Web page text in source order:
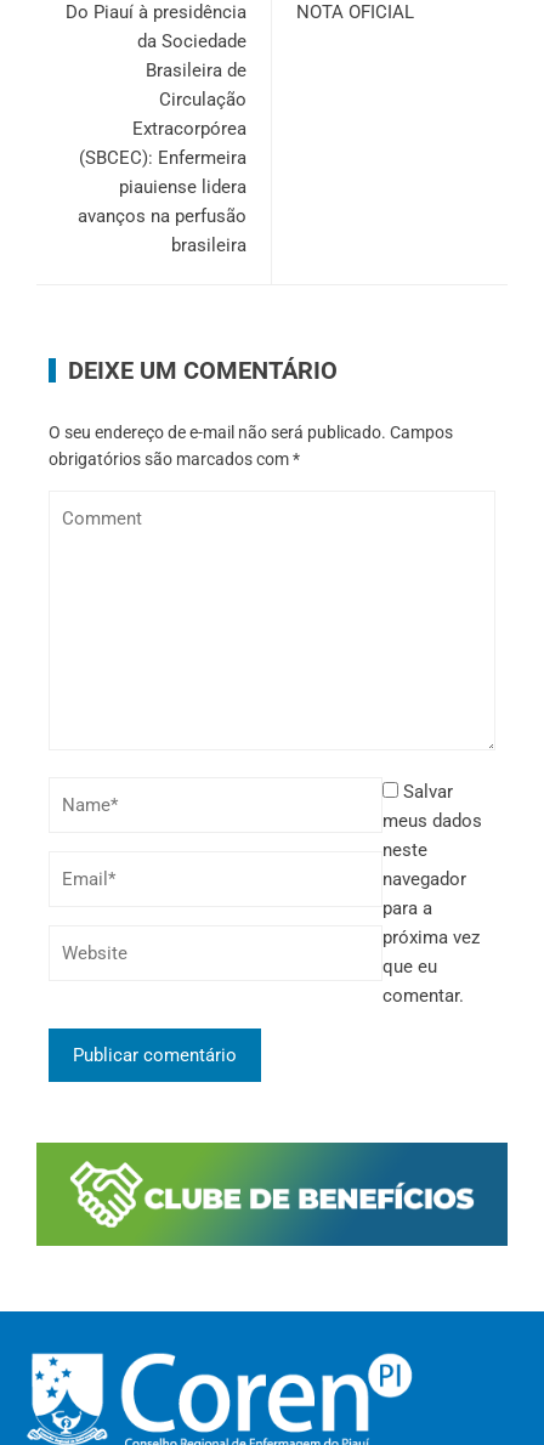
Do Piauí à presidência
da Sociedade
Brasileira de
Circulação
Extracorpórea
(SBCEC): Enfermeira
piauiense lidera
avanços na perfusão
brasileira
NOTA OFICIAL
DEIXE UM COMENTÁRIO
O seu endereço de e-mail não será publicado. Campos
obrigatórios são marcados com*
Salvar
meus dados
neste
navegador
para a
próxima vez
que eu
comentar.